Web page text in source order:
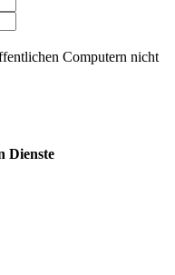
Computern nicht
Dienste